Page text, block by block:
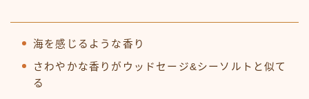
海を感じるような香り
さわやかな香りがウッドセージ&シーソルトと似て
る